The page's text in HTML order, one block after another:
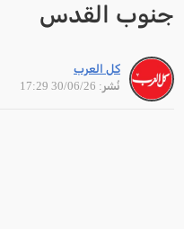
جنوب القدس
كل العرب
نُشر: 30/06/26 17:29